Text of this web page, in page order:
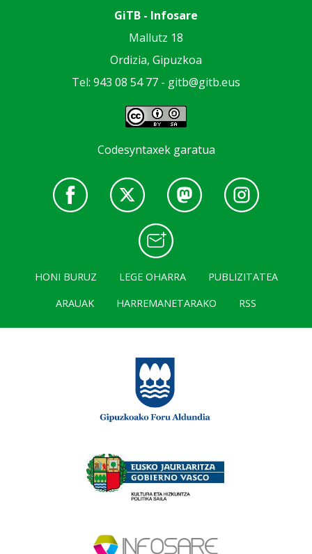
GiTB - Infosare
Mallutz 18
Ordizia, Gipuzkoa
Tel: 943 08 54 77 - gitb@gitb.eus
Codesyntaxek garatua
HONI BURUZ LEGE OHARRA
PUBLIZITATEA
ARAUAK
HARREMANETARAKO RSS